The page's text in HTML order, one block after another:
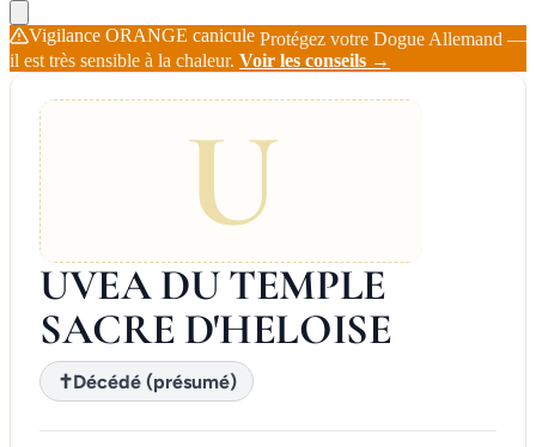
Vigilance ORANGE canicule Protégez votre Dogue Allemand —
il est très sensible à la chaleur. Voir les conseils →
U
UVEA DU TEMPLE
SACRE D'HELOISE
✝Décédé (présumé)